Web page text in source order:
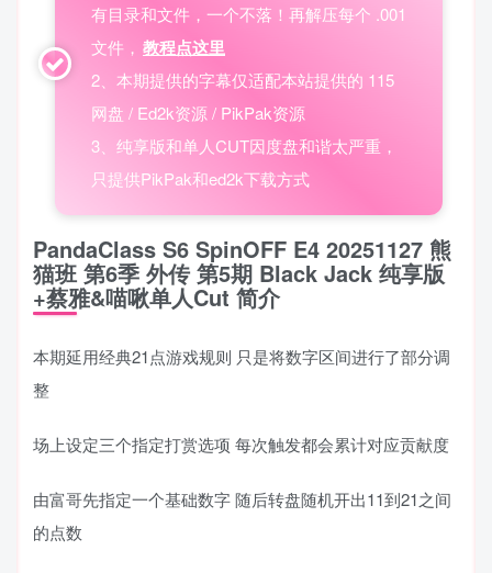
有目录和文件，一个不落！再解压每个 .001
文件， 教程点这里
2、本期提供的字幕仅适配本站提供的 115
网盘 / Ed2k资源 / PikPak资源
3、纯享版和单人CUT因度盘和谐太严重，
只提供PikPak和ed2k下载方式
PandaClass S6 SpinOFF E4 20251127 熊
猫班 第6季 外传 第5期 Black Jack 纯享版
+蔡雅&喵啾单人Cut 简介
本期延用经典21点游戏规则 只是将数字区间进行了部分调
整
场上设定三个指定打赏选项 每次触发都会累计对应贡献度
由富哥先指定一个基础数字 随后转盘随机开出11到21之间
的点数